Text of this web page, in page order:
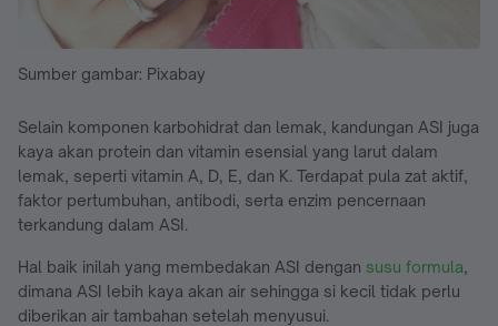
Sumber gambar: Pixabay
Selain komponen karbohidrat dan lemak, kandungan ASI juga
kaya akan protein dan vitamin esensial yang larut dalam
lemak, seperti vitamin A, D, E, dan K. Terdapat pula zat aktif,
faktor pertumbuhan, antibodi, serta enzim pencernaan
terkandung dalam ASI.
Hal baik inilah yang membedakan ASI dengan susu formula,
dimana ASI lebih kaya akan air sehingga si kecil tidak perlu
diberikan air tambahan setelah menyusui.